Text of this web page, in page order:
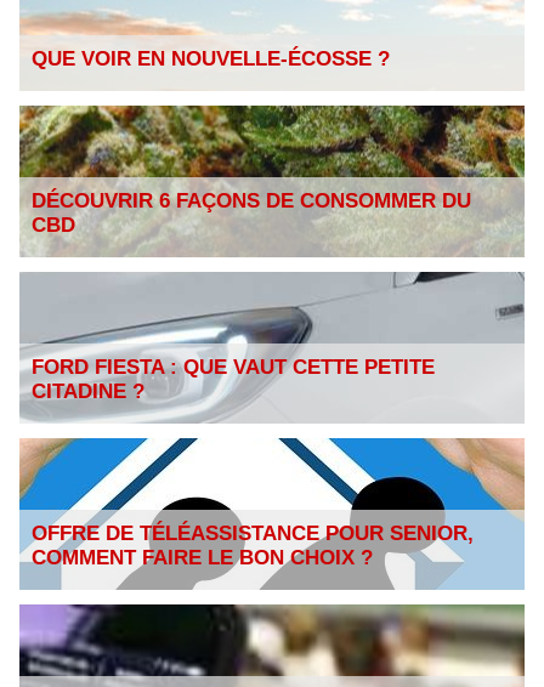
QUE VOIR EN NOUVELLE-ÉCOSSE ?
DÉCOUVRIR 6 FAÇONS DE CONSOMMER DU
CBD
FORD FIESTA : QUE VAUT CETTE PETITE
CITADINE ?
OFFRE DE TÉLÉASSISTANCE POUR SENIOR,
COMMENT FAIRE LE BON CHOIX ?